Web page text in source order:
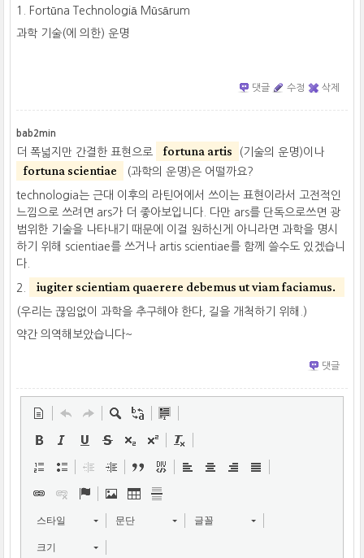
1. Fortūna Technologiā Mūsārum
과학 기술(에 의한) 운명
댓글 수정 삭제
bab2min
더 폭넓지만 간결한 표현으로 fortuna artis (기술의 운명)이나
fortuna scientiae (과학의 운명)은 어떨까요?
technologia는 근대 이후의 라틴어에서 쓰이는 표현이라서 고전적인
느낌으로 쓰려면 ars가 더 좋아보입니다. 다만 ars를 단독으로쓰면 광
범위한 기술을 나타내기 때문에 이걸 원하신게 아니라면 과학을 명시
하기 위해 scientiae를 쓰거나 artis scientiae를 함께 쓸수도 있겠습니
다.
2. iugiter scientiam quaerere debemus ut viam faciamus.
(우리는 끊임없이 과학을 추구해야 한다, 길을 개척하기 위해.)
약간 의역해보았습니다~
댓글
스타일 문단 글꼴
크기